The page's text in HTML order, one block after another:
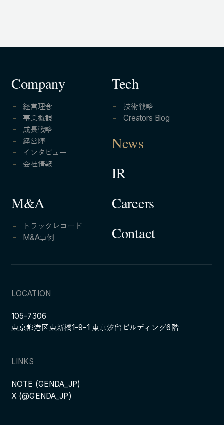
Company
経営理念
事業概観
成長戦略
経営陣
インタビュー
会社情報
M&A
トラックレコード
M&A事例
Tech
技術戦略
Creators Blog
News
IR
Careers
Contact
LOCATION
105-7306
東京都港区東新橋1-9-1 東京汐留ビルディング6階
LINKS
NOTE (GENDA_JP)
X (@GENDA_JP)